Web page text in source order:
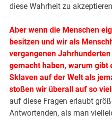
diese Wahrheit zu
Aber wenn die Menschen
besitzen und wir als
vergangenen
gemacht haben, warum gibt
Sklaven auf der Welt als
stoßen wir überall auf so
auf diese Fragen erlaubt
Antwortenden, als man